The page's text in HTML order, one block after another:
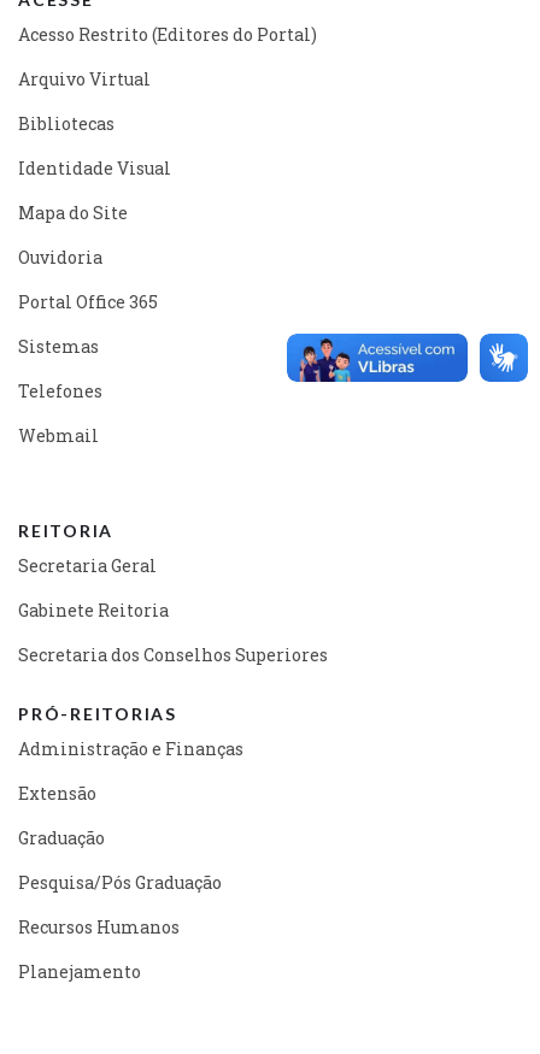
Acesso Restrito (Editores do Portal)
Arquivo Virtual
Bibliotecas
Identidade Visual
Mapa do Site
Ouvidoria
Portal Office 365
Sistemas
Telefones
Webmail
REITORIA
Secretaria Geral
Gabinete Reitoria
Secretaria dos Conselhos Superiores
PRÓ-REITORIAS
Administração e Finanças
Extensão
Graduação
Pesquisa/Pós Graduação
Recursos Humanos
Planejamento